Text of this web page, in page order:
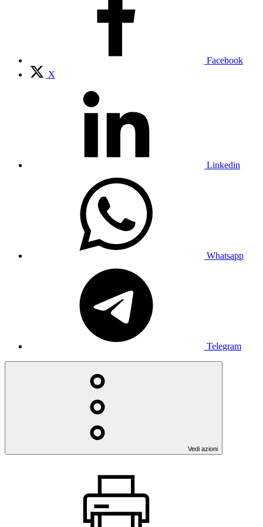
Facebook
X
Linkedin
Whatsapp
Telegram
Vedi azioni